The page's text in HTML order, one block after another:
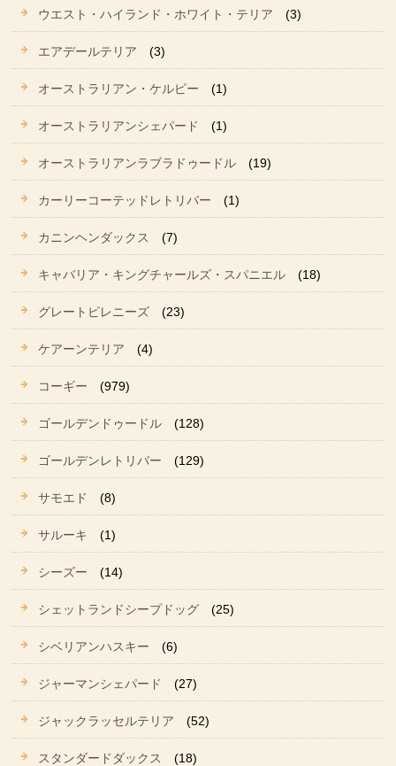
ウエスト・ハイランド・ホワイト・テリア (3)
エアデールテリア (3)
オーストラリアン・ケルピー (1)
オーストラリアンシェパード (1)
オーストラリアンラブラドゥードル (19)
カーリーコーテッドレトリバー (1)
カニンヘンダックス (7)
キャバリア・キングチャールズ・スパニエル (18)
グレートピレニーズ (23)
ケアーンテリア (4)
コーギー (979)
ゴールデンドゥードル (128)
ゴールデンレトリバー (129)
サモエド (8)
サルーキ (1)
シーズー (14)
シェットランドシープドッグ (25)
シベリアンハスキー (6)
ジャーマンシェパード (27)
ジャックラッセルテリア (52)
スタンダードダックス (18)